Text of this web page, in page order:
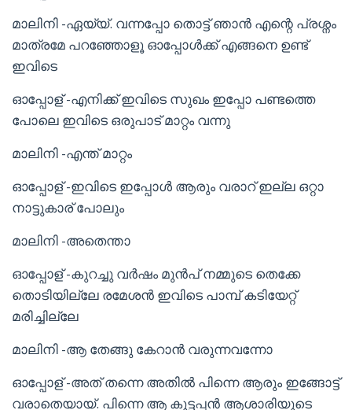
മാലിനി -ഏയ്യ്. വന്നപ്പോ തൊട്ട് ഞാൻ എന്റെ പ്രശ്നം
മാത്രമേ പറഞ്ഞോളൂ ഓപ്പോൾക്ക് എങ്ങനെ ഉണ്ട്
ഇവിടെ
ഓപ്പോള് -എനിക്ക് ഇവിടെ സുഖം ഇപ്പോ പണ്ടത്തെ
പോലെ ഇവിടെ ഒരുപാട് മാറ്റം വന്നു
മാലിനി -എന്ത് മാറ്റം
ഓപ്പോള് -ഇവിടെ ഇപ്പോൾ ആരും വരാറ് ഇല്ല ഒറ്റാ
നാട്ടുകാര് പോലും
മാലിനി -അതെന്താ
ഓപ്പോള് -കുറച്ചു വർഷം മുൻപ് നമ്മുടെ തെക്കേ
തൊടിയില്ലേ രമേശൻ ഇവിടെ പാമ്പ് കടിയേറ്റ്
മരിച്ചില്ലേ
മാലിനി -ആ തേങ്ങു കേറാൻ വരുന്നവന്നോ
ഓപ്പോള് -അത് തന്നെ അതിൽ പിന്നെ ആരും ഇങ്ങോട്ട്
വരാതെയായ്. പിന്നെ ആ കുട്ടപ്പൻ ആശാരിയുടെ